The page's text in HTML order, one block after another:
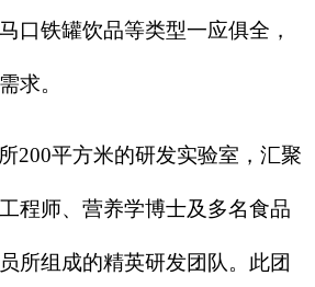
口铁罐饮品等类型一应俱全，
求。
200平方米的研发实验室，汇聚
程师、营养学博士及多名食品
所组成的精英研发团队。此团